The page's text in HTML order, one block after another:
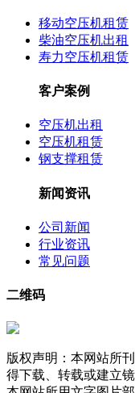
移动空压机租赁
柴油空压机出租
寿力空压机租赁
客户案例
空压机出租
空压机租赁
钢支撑租赁
新闻资讯
公司新闻
行业资讯
常见问题
二维码
版权声明：本网站所
得下载、转载或建立